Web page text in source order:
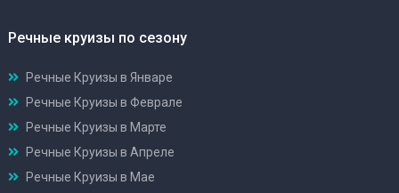
Речные круизы по сезону
Речные Круизы в Январе
Речные Круизы в Феврале
Речные Круизы в Марте
Речные Круизы в Апреле
Речные Круизы в Мае